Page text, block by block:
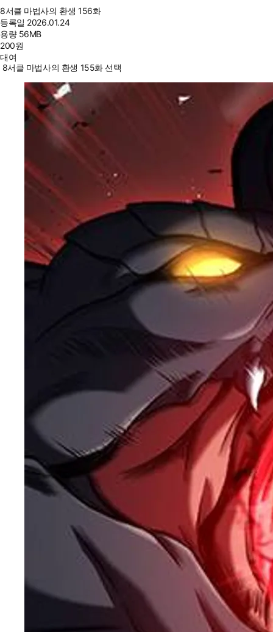
8서클 마법사의 환생 156화
등록일 2026.01.24
용량 56MB
200원
대여
8서클 마법사의 환생 155화 선택